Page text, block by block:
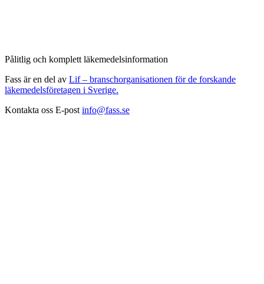
Pålitlig och komplett läkemedelsinformation
Fass är en del av Lif – branschorganisationen för de forskande
läkemedelsföretagen i Sverige.
Kontakta oss E-post info@fass.se